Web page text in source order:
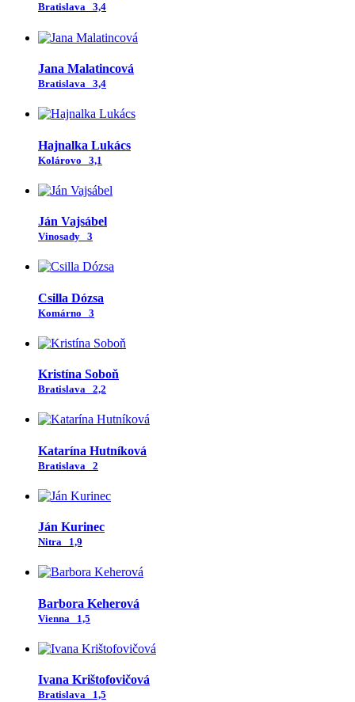
Bratislava 3,4
Jana Malatincová
Bratislava 3,4
Hajnalka Lukács
Kolárovo 3,1
Ján Vajsábel
Vinosady 3
Csilla Dózsa
Komárno 3
Kristína Soboň
Bratislava 2,2
Katarína Hutníková
Bratislava 2
Ján Kurinec
Nitra 1,9
Barbora Keherová
Vienna 1,5
Ivana Krištofovičová
Bratislava 1,5